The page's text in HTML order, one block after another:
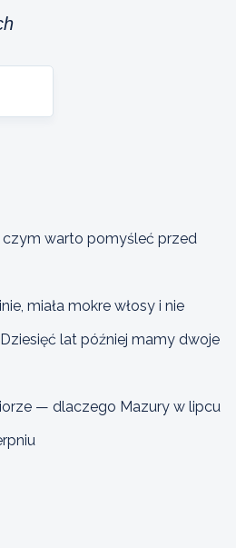
czym warto pomyśleć przed
miała mokre włosy i nie
lat później mamy dwoje
— dlaczego Mazury w lipcu